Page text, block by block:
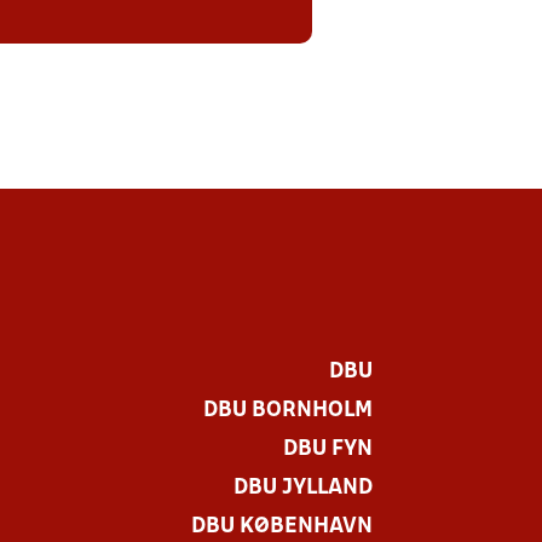
DBU
DBU BORNHOLM
DBU FYN
DBU JYLLAND
DBU KØBENHAVN